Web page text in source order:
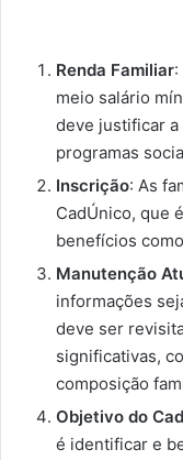
Renda Familiar
meio salário
deve justificar a
programas
Inscrição: As
CadÚnico, que
benefícios
Manutenção
informações
deve ser
significativas,
composição
Objetivo do
é identificar e